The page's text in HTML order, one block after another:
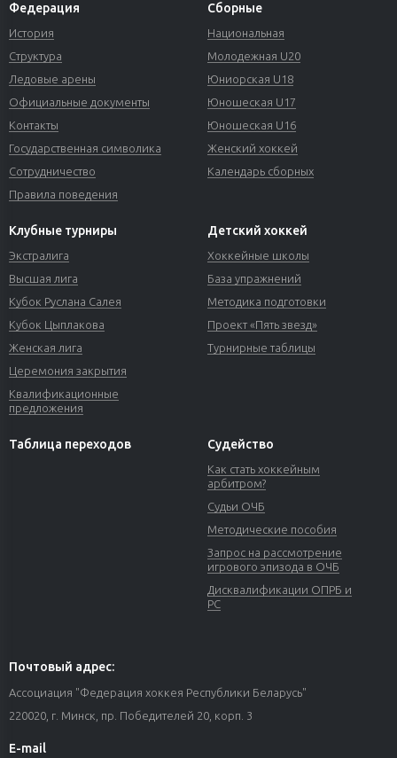
Федерация
История
Структура
Ледовые арены
Официальные документы
Контакты
Государственная символика
Сотрудничество
Правила поведения
Сборные
Национальная
Молодежная U20
Юниорская U18
Юношеская U17
Юношеская U16
Женский хоккей
Календарь сборных
Клубные турниры
Экстралига
Высшая лига
Кубок Руслана Салея
Кубок Цыплакова
Женская лига
Церемония закрытия
Квалификационные
предложения
Детский хоккей
Хоккейные школы
База упражнений
Методика подготовки
Проект «Пять звезд»
Турнирные таблицы
Таблица переходов Судейство
Как стать хоккейным
арбитром?
Судьи ОЧБ
Методические пособия
Запрос на рассмотрение
игрового эпизода в ОЧБ
Дисквалификации ОПРБ и
РС
Почтовый адрес:
Ассоциация "Федерация хоккея Республики Беларусь"
220020, г. Минск, пр. Победителей 20, корп. 3
E-mail